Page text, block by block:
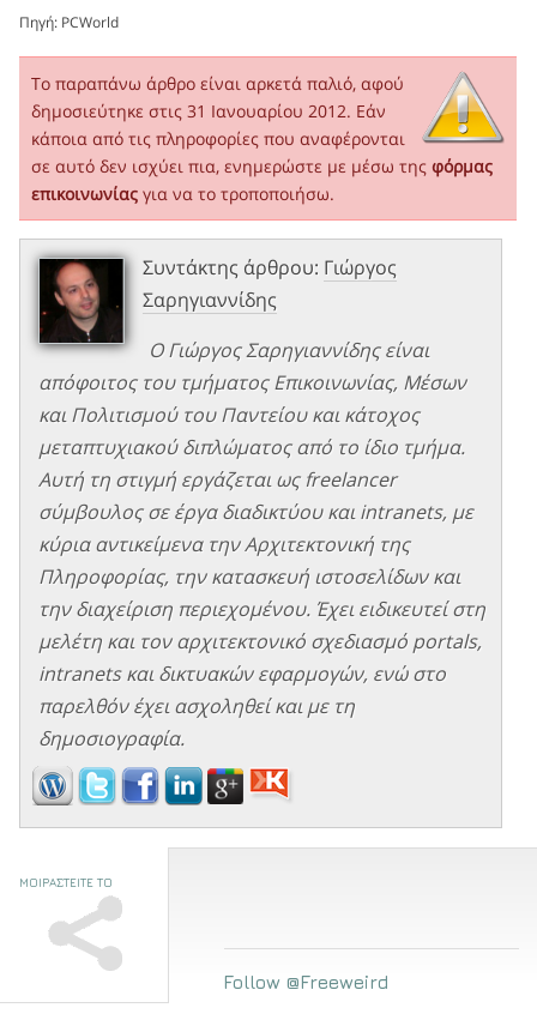
Πηγή: PCWorld
Το παραπάνω άρθρο είναι αρκετά παλιό, αφού
δημοσιεύτηκε στις 31 Ιανουαρίου 2012. Εάν
κάποια από τις πληροφορίες που αναφέρονται
σε αυτό δεν ισχύει πια, ενημερώστε με μέσω της φόρμας
επικοινωνίας για να το τροποποιήσω.
Συντάκτης άρθρου: Γιώργος
Σαρηγιαννίδης
Ο Γιώργος Σαρηγιαννίδης είναι
απόφοιτος του τμήματος Επικοινωνίας, Μέσων
και Πολιτισμού του Παντείου και κάτοχος
μεταπτυχιακού διπλώματος από το ίδιο τμήμα.
Αυτή τη στιγμή εργάζεται ως freelancer
σύμβουλος σε έργα διαδικτύου και intranets, με
κύρια αντικείμενα την Αρχιτεκτονική της
Πληροφορίας, την κατασκευή ιστοσελίδων και
την διαχείριση περιεχομένου. Έχει ειδικευτεί στη
μελέτη και τον αρχιτεκτονικό σχεδιασμό portals,
intranets και δικτυακών εφαρμογών, ενώ στο
παρελθόν έχει ασχοληθεί και με τη
δημοσιογραφία.
ΜΟΙΡΑΣΤΕΙΤΕ ΤΟ
Follow @Freeweird